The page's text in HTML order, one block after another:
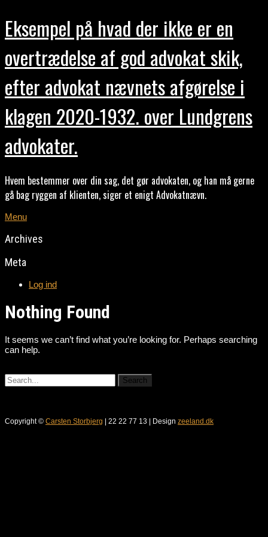
Eksempel på hvad der ikke er en
overtrædelse af god advokat skik,
efter advokat nævnets afgørelse i
klagen 2020-1932. over Lundgrens
advokater.
Hvem bestemmer over din sag, det gør advokaten, og han må gerne
gå bag ryggen af klienten, siger et enigt Advokatnævn.
Menu
Archives
Meta
Log ind
Nothing Found
It seems we can’t find what you’re looking for. Perhaps searching
can help.
Copyright © Carsten Storbjerg | 22 22 77 13 | Design zeeland.dk